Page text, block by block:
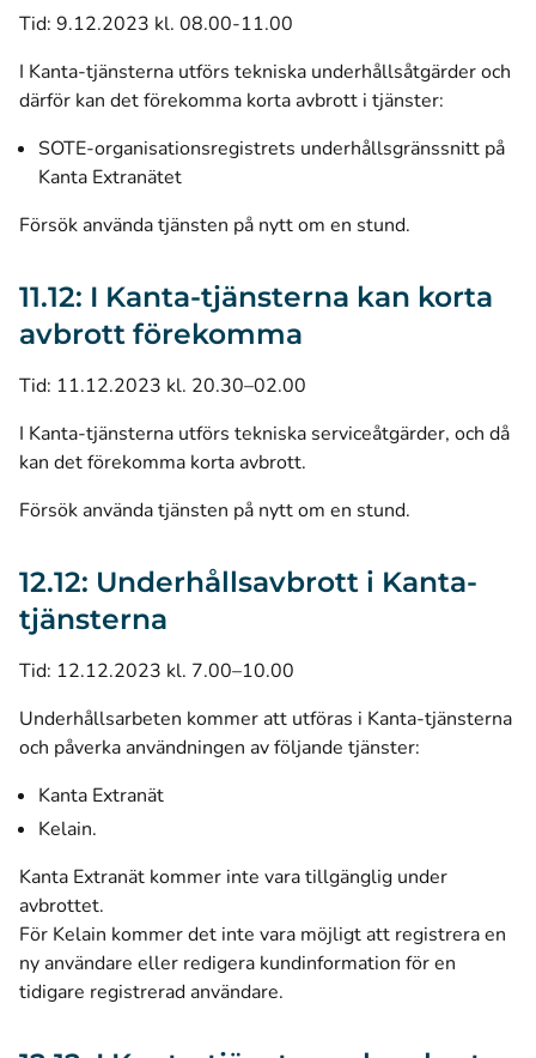
Tid: 9.12.2023 kl. 08.00-11.00
I Kanta-tjänsterna utförs tekniska underhållsåtgärder och
därför kan det förekomma korta avbrott i tjänster:
SOTE-organisationsregistrets underhållsgränssnitt på
Kanta Extranätet
Försök använda tjänsten på nytt om en stund.
11.12: I Kanta-tjänsterna kan korta
avbrott förekomma
Tid: 11.12.2023 kl. 20.30–02.00
I Kanta-tjänsterna utförs tekniska serviceåtgärder, och då
kan det förekomma korta avbrott.
Försök använda tjänsten på nytt om en stund.
12.12: Underhållsavbrott i Kanta-
tjänsterna
Tid: 12.12.2023 kl. 7.00–10.00
Underhållsarbeten kommer att utföras i Kanta-tjänsterna
och påverka användningen av följande tjänster:
Kanta Extranät
Kelain.
Kanta Extranät kommer inte vara tillgänglig under
avbrottet.
För Kelain kommer det inte vara möjligt att registrera en
ny användare eller redigera kundinformation för en
tidigare registrerad användare.